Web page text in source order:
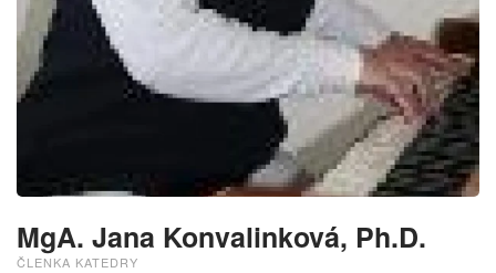
MgA. Jana Konvalinková, Ph.D.
ČLENKA KATEDRY